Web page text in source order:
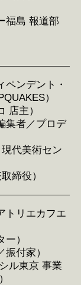
福島 報道部
ペンデント・
）
店主）
集者／プロデ
代美術セン
締役）
トリエカフエ
）
付家）
ル東京 事業